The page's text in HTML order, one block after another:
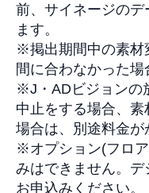
前、サイネージのデ
ます。
※掲出期間中の素材
間に合わなかった
※J ・ ADビジョンの
中止をする場合、
場合は、別途料金が
※オプション(フロ
みはできません。
お申込みください。